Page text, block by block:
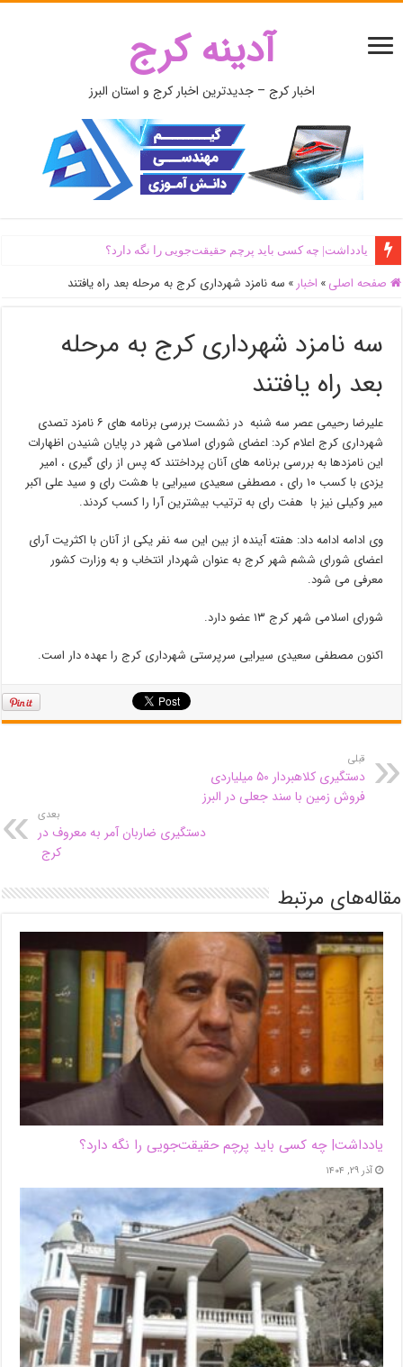
آدینه کرج
اخبار کرج – جدیدترین اخبار کرج و استان البرز
یادداشت| ‌چه کسی باید پرچم حقیقت‌جویی را نگه دارد؟
صفحه اصلی » اخبار » سه نامزد شهرداری کرج به مرحله بعد راه یافتند
سه نامزد شهرداری کرج به مرحله
بعد راه یافتند
علیرضا رحیمی عصر سه شنبه در نشست بررسی برنامه های ۶ نامزد تصدی
شهرداری کرج اعلام کرد: اعضای شورای اسلامی شهر در پایان شنیدن اظهارات
این نامزدها به بررسی برنامه های آنان پرداختند که پس از رای گیری ، امیر
یزدی با کسب ۱۰ رای ، مصطفی سعیدی سیرایی با هشت رای و سید علی اکبر
میر وکیلی نیز با هفت رای به ترتیب بیشترین آرا را کسب کردند.
وی ادامه ادامه داد: هفته آینده از بین این سه نفر یکی از آنان با اکثریت آرای
اعضای شورای ششم شهر کرج به عنوان شهردار انتخاب و به وزارت کشور
معرفی می شود.
شورای اسلامی شهر کرج ۱۳ عضو دارد.
اکنون مصطفی سعیدی سیرایی سرپرستی شهرداری کرج را عهده دار است.
قبلی
دستگیری کلاهبردار ۵۰ میلیاردی
فروش زمین با سند جعلی در البرز
بعدی
دستگیری ضاربان آمر به معروف در
کرج
مقاله‌های مرتبط
یادداشت| ‌چه کسی باید پرچم حقیقت‌جویی را نگه دارد؟
آذر ۲۹, ۱۴۰۴